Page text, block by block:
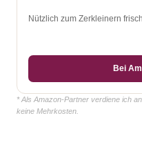
Nützlich zum Zerkleinern
Bei
* Als Amazon-Partner verdiene ich
keine Mehrkosten.